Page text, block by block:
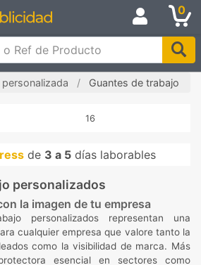
0
Ref de Producto
Guantes de trabajo
16
de 3 a 5días laborables
personalizados
la imagen de tu empresa
personalizados representan una
cualquier empresa que valore tanto la
como la visibilidad de marca. Más
esencial en sectores como